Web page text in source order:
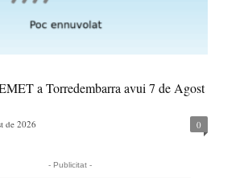
a Torredembarra avui 7 de Agost
de 2026 0
- Publicitat -